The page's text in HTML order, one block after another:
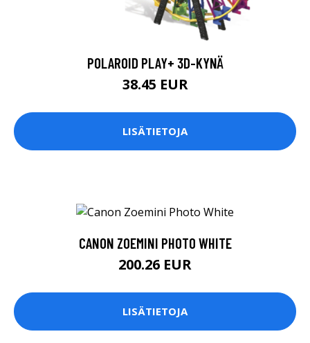
POLAROID PLAY+ 3D-KYNÄ
38.45 EUR
LISÄTIETOJA
CANON ZOEMINI PHOTO WHITE
200.26 EUR
LISÄTIETOJA